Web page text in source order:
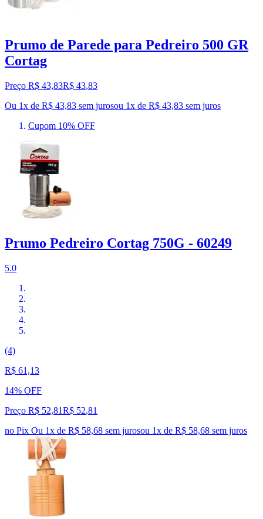
Prumo de Parede para Pedreiro 500 GR
Cortag
Preço R$ 43,83R$ 43,83
Ou 1x de R$ 43,83 sem jurosou 1x de R$ 43,83 sem juros
Cupom 10% OFF
Prumo Pedreiro Cortag 750G - 60249
5.0
(4)
R$ 61,13
14% OFF
Preço R$ 52,81R$ 52,81
no Pix Ou 1x de R$ 58,68 sem jurosou 1x de R$ 58,68 sem juros